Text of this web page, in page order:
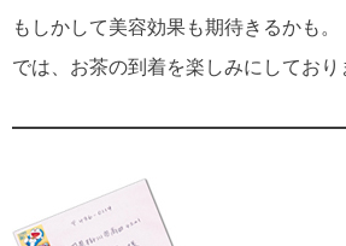
もしかして美容効果も期待きるかも。
では、お茶の到着を楽しみにしており